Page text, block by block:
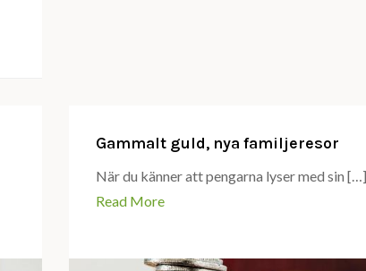
Gammalt guld, nya familjeresor
När du känner att pengarna lyser med sin […]
Read More